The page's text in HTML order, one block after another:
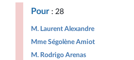
Pour : 28
M. Laurent Alexandre
Mme Ségolène Amiot
M. Rodrigo Arenas